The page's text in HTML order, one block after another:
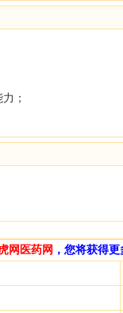
；
网医药网 ，您将获得